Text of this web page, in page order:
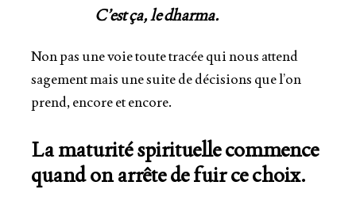
C’est ça, ledharma.
Non pas une voie toute tracée qui nous attend
sagement mais une suite de décisions que l’on
prend,encore et encore.
La maturité spirituelle commence
quand onarrête de fuir ce choix.